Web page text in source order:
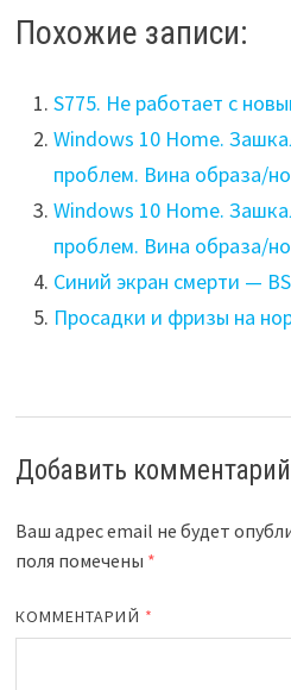
Похожие записи:
S775. Не работает с
Windows 10 Home.
проблем. Вина образа/
Windows 10 Home.
проблем. Вина образа/
Синий экран смерти —
Просадки и фризы на
Добавить комментарий
Ваш адрес email не будет
поля помечены *
КОММЕНТАРИЙ *